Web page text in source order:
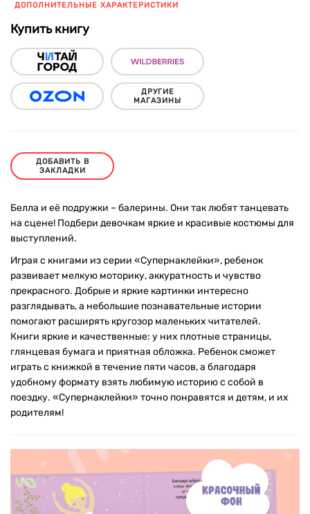
ДОПОЛНИТЕЛЬНЫЕ ХАРАКТЕРИСТИКИ
Купить книгу
ДРУГИЕ
МАГАЗИНЫ
ДОБАВИТЬ В
ЗАКЛАДКИ
Белла и её подружки – балерины. Они так любят танцевать
на сцене! Подбери девочкам яркие и красивые костюмы для
выступлений.
Играя с книгами из серии «Супернаклейки», ребенок
развивает мелкую моторику, аккуратность и чувство
прекрасного. Добрые и яркие картинки интересно
разглядывать, а небольшие познавательные истории
помогают расширять кругозор маленьких читателей.
Книги яркие и качественные: у них плотные страницы,
глянцевая бумага и приятная обложка. Ребенок сможет
играть с книжкой в течение пяти часов, а благодаря
удобному формату взять любимую историю с собой в
поездку. «Супернаклейки» точно понравятся и детям, и их
родителям!